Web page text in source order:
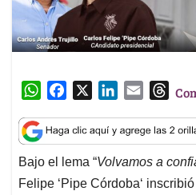
W
a
t
s
A
c
e
b
o
n
k
e
d
a
i
l
T
r
e
a
d
Bajo el lema “Volvamos a
Felipe ‘Pipe Córdoba‘